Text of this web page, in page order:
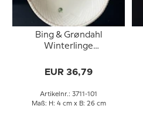
Bing & Grøndahl
Winterlinge
26cm
EUR 36,79
Artikelnr.: 3711-101
Maß: H: 4 cm x B: 26 cm